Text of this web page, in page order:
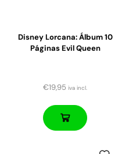
Disney Lorcana: Álbum 10
Páginas Evil Queen
€19,95 iva incl.